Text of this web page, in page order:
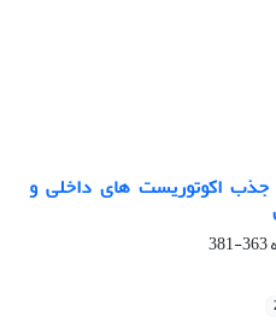
جذب اکوتوریست های داخلی و
363-381